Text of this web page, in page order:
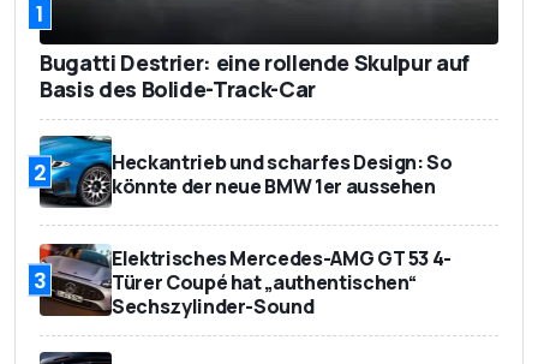
1
Bugatti Destrier: eine rollende Skulpur auf
Basis des Bolide-Track-Car
2
Heckantrieb und scharfes Design: So
könnte der neue BMW 1er aussehen
3
Elektrisches Mercedes-AMG GT 53 4-
Türer Coupé hat „authentischen“
Sechszylinder-Sound